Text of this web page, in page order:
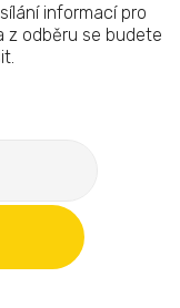
informací pro
z odběru se budete